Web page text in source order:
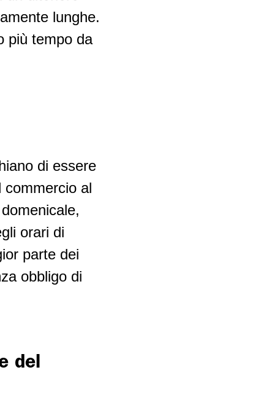
lunghe.
più tempo da
di essere
commercio al
orari di
parte dei
obbligo di
del